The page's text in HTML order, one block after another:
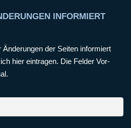
INFORMIERT
der Seiten informiert
hier eintragen. Die Felder Vor-